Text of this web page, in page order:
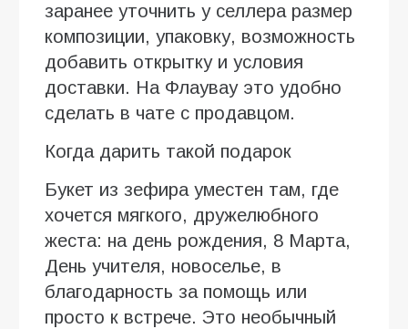
заранее уточнить у селлера размер
композиции, упаковку, возможность
добавить открытку и условия
доставки. На Флаувау это удобно
сделать в чате с продавцом.
Когда дарить такой подарок
Букет из зефира уместен там, где
хочется мягкого, дружелюбного
жеста: на день рождения, 8 Марта,
День учителя, новоселье, в
благодарность за помощь или
просто к встрече. Это необычный